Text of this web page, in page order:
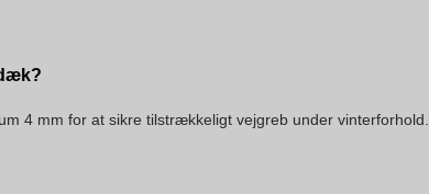
4 mm for at sikre tilstrækkeligt vejgreb under vinterforhold.